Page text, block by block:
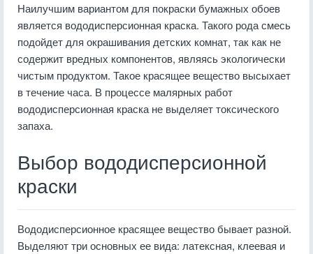
Наилучшим вариантом для покраски бумажных обоев
является вододисперсионная краска. Такого рода смесь
подойдет для окрашивания детских комнат, так как не
содержит вредных компонентов, являясь экологически
чистым продуктом. Такое красящее вещество высыхает
в течение часа. В процессе малярных работ
вододисперсионная краска не выделяет токсического
запаха.
Выбор вододисперсионной
краски
Вододисперсионное красящее вещество бывает разной.
Выделяют три основных ее вида: латексная, клеевая и